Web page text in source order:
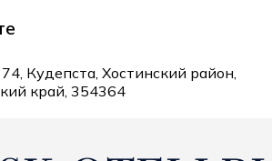
Кудепста, Хостинский район,
край, 354364